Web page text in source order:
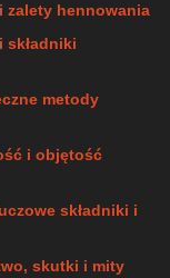
zalety hennowania
składniki
metody
i objętość
składniki i
skutki i mity